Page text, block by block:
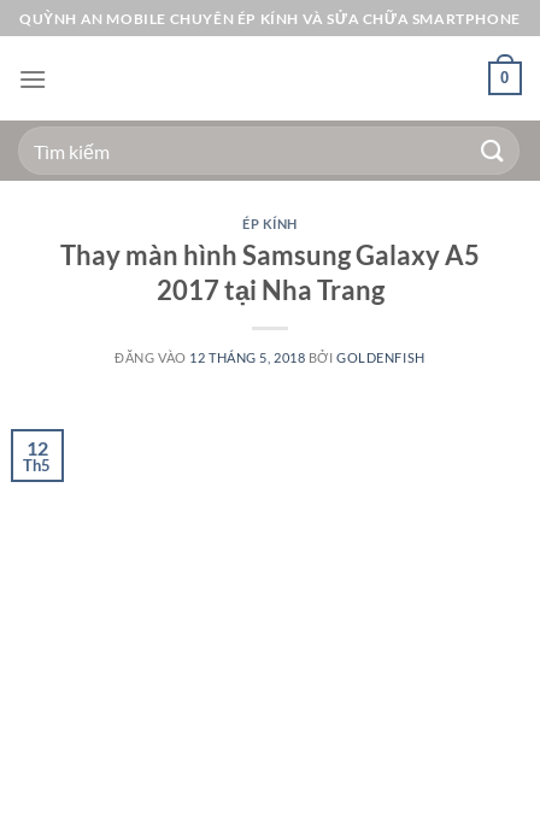
Bỏ
qua
nội
QUỲNH AN MOBILE CHUYÊN ÉP KÍNH VÀ SỬA CHỮA SMARTPHONE
0
Tìm
kiếm:
ÉP KÍNH
Thay màn hình Samsung Galaxy A5
2017 tại Nha Trang
ĐĂNG VÀO 12 THÁNG 5, 2018 BỞIGOLDENFISH
12
Th5